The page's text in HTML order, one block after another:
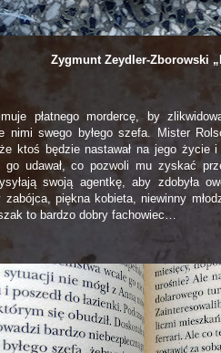
Zygmunt Zeydler-Zborowski
płatnego mordercę, by
nimi swego byłego szefa. Mister
ktoś będzie nastawał na jego życie
go udawał, co pozwoli mu zyskać
swoją agentkę, aby
piękna kobieta, niewinny
to bardzo dobry fachowiec…